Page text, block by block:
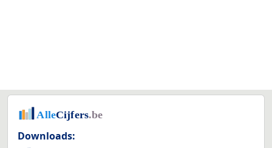
Downloads: